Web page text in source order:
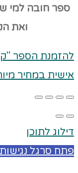
ספר חובה למי
ואת
להזמנת הספר
אישית במחיר
דילוג לתוכן
פתח סרגל נגישות